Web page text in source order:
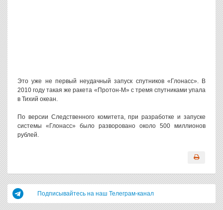
Это уже не первый неудачный запуск спутников «Глонасс». В
2010 году такая же ракета «Протон-М» с тремя спутниками упала
в Тихий океан.
По версии Следственного комитета, при разработке и запуске
системы «Глонасс» было разворовано около 500 миллионов
рублей.
Подписывайтесь на наш Телеграм-канал